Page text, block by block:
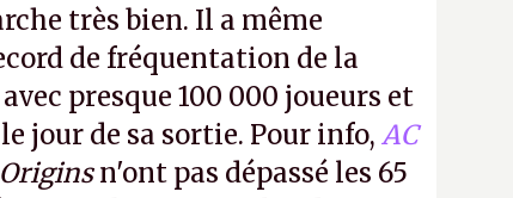
très bien. Il a même
de fréquentation de la
presque 100 000 joueurs et
jour de sa sortie. Pour info, AC
Originsn'ont pas dépassé les 65